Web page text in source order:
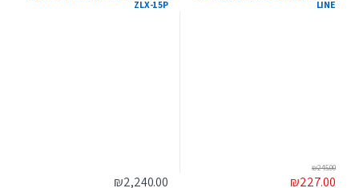
LINE
₪227.00
₪245.00
ZLX-15P
₪2,240.00